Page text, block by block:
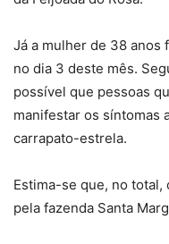
Já a mulher de 38 anos
no dia 3 deste mês.
possível que pessoas
manifestar os síntomas
carrapato-estrela.
Estima-se que, no total,
pela fazenda Santa